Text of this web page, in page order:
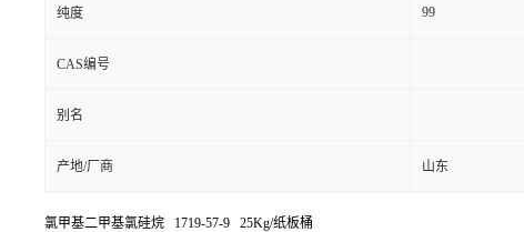
纯度 99
CAS编号
别名
产地/厂商 山东
氯甲基二甲基氯硅烷 1719-57-9 25Kg/纸板桶